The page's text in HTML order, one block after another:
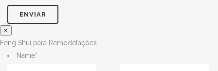
×
Feng Shui para Remodelações
Name*